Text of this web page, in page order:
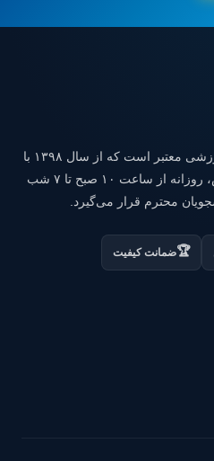
دوتز یک موسسه تحقیقاتی و آموزشی معتبر است که از سال ۱۳۹۸ با
حضور اساتید برتر و تیم متخصص، روزانه از ساعت ۱۰ صبح تا ۷ شب
محترم قرار می‌گیرد.
🏆ضمانت کیفیت